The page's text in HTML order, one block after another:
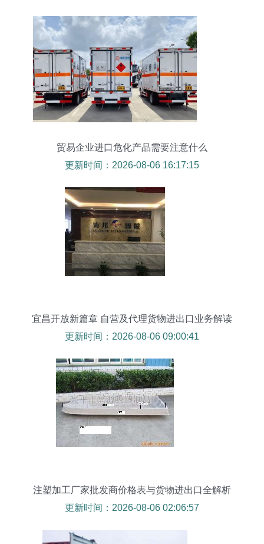
贸易企业进口危化产品需要注意什么
更新时间：2026-08-06 16:17:15
宜昌开放新篇章 自营及代理货物进出口业务解读
更新时间：2026-08-06 09:00:41
注塑加工厂家批发商价格表与货物进出口全解析
更新时间：2026-08-06 02:06:57